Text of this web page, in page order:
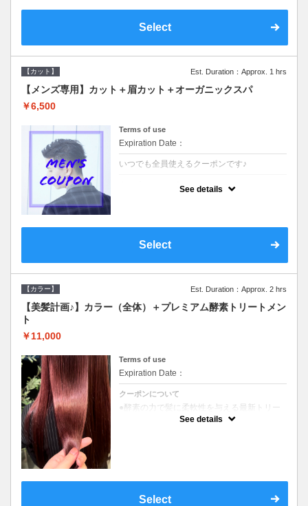
ら修復し美髪へと導く最新4stepトリートメ
ント☆内側からしっかり修復したい方に♪
Select
【カット】 Est. Duration：Approx. 1 hrs
【メンズ専用】カット＋眉カット＋オーガニックスパ
￥6,500
Terms of use
Expiration Date：
いつでも全員使えるクーポンです♪
気軽なスパです☆
See details
Select
【カラー】 Est. Duration：Approx. 2 hrs
【美髪計画♪】カラー（全体）＋プレミアム酵素トリートメン
ト
￥11,000
Terms of use
Expiration Date：
クーポンについて
●酵素の力で髪に柔軟性を与える最新トリー
トメント●ＳＢ込●長さ料金あり《こちらのク
ーポンご利用のお客様のみ》オリジナル酵素
See details
Select